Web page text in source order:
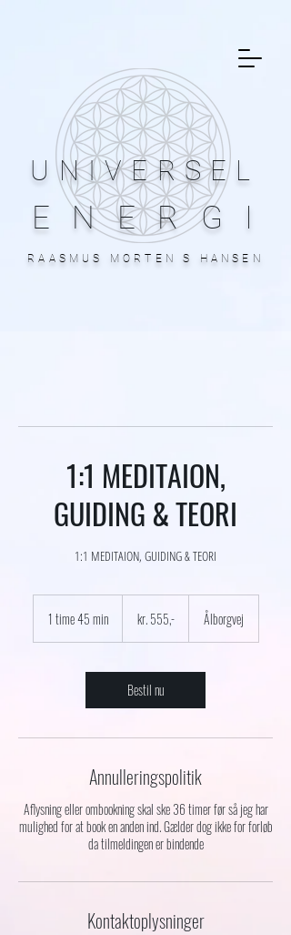
UNIVERSEL
ENERGI
RAASMUS MORTEN S HANSEN
1:1 MEDITAION,
GUIDING & TEORI
1:1 MEDITAION, GUIDING & TEORI
1 time 45 min1
m
5
i
kr. 555,- Ålborgvej
Bestil nu
Annulleringspolitik
Aflysning eller ombookning skal ske 36 timer før så jeg har
mulighed for at book en anden ind. Gælder dog ikke for forløb
da tilmeldingen er bindende
Kontaktoplysninger